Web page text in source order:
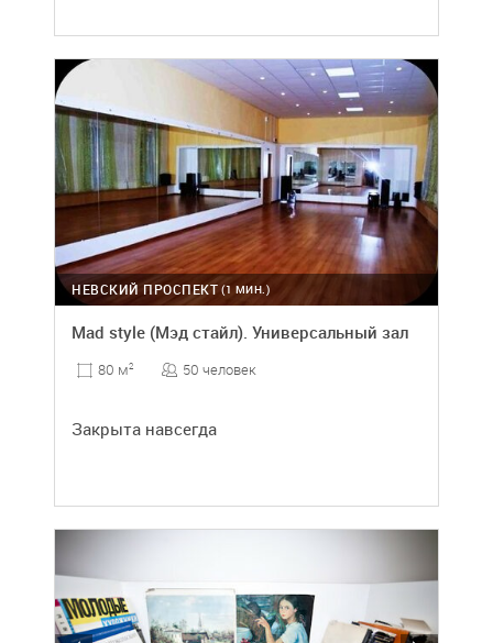
(1 МИН.)
НЕВСКИЙ ПРОСПЕКТ
Mad style (Мэд стайл). Универсальный зал
80 м2 50 человек
Закрыта навсегда